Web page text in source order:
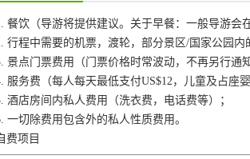
餐饮（导游将提供建议。关于早餐：一般导游
行程中需要的机票，渡轮，部分景区/国家公园内
景点门票费用（门票价格时常波动，不再另行通
服务费（每人每天最低支付US$12，儿童及占座
酒店房间内私人费用（洗衣费，电话费等）；
一切除费用包含外的私人性质费用。
费项目